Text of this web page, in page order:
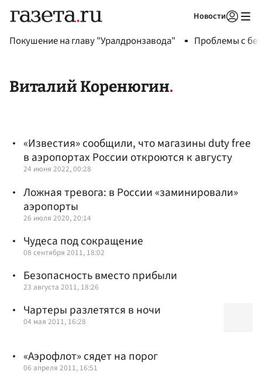
Новости
Покушение на главу "Уралдронзавода" Проблемы с
Виталий Коренюгин
«Известия» сообщили, что магазины duty free
в аэропортах России откроются к августу
24 июня 2022, 00:28
Ложная тревога: в России «заминировали»
аэропорты
26 июля 2020, 20:14
Чудеса под сокращение
08 сентября 2011, 18:02
Безопасность вместо прибыли
23 августа 2011, 18:26
Чартеры разлетятся в ночи
04 мая 2011, 16:28
«Аэрофлот» сядет на порог
06 апреля 2011, 16:51